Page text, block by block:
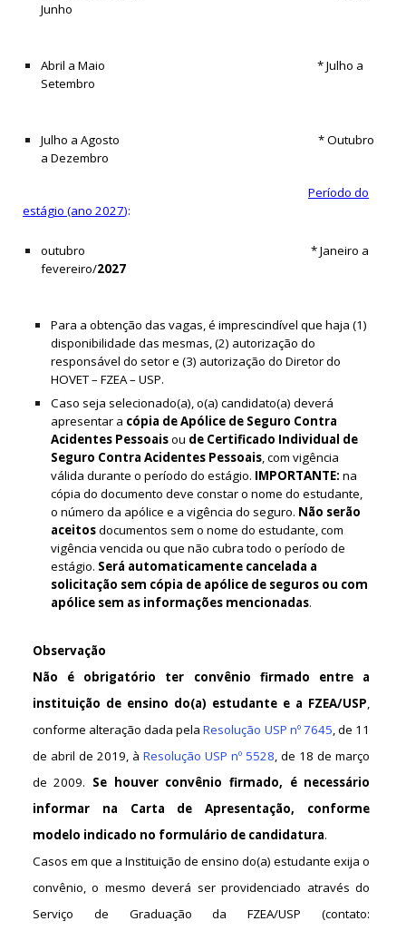
Junho
Abril a Maio * Julho a
Setembro
Julho aAgosto
* Outubro
a Dezembro
Período do
estágio (ano 2027):
outubro * Janeiro a
fevereiro/2027
Para a obtenção das vagas, é imprescindível que haja (1)
disponibilidade das mesmas, (2) autorização do
responsável do setor e (3) autorização do Diretor do
HOVET – FZEA – USP.
Caso seja selecionado(a), o(a) candidato(a) deverá
apresentar a cópia de Apólice de Seguro Contra
Acidentes Pessoaisou de Certificado Individual de
Seguro Contra Acidentes Pessoais, com vigência
válida durante o período do estágio. IMPORTANTE: na
cópia do documento deve constar o nome do estudante,
o número da apólice e a vigência do seguro. Não serão
aceitosdocumentos sem o nome do estudante, com
vigência vencida ou que não cubra todo o período de
estágio. Será automaticamente cancelada a
solicitação sem cópia de apólice de seguros ou com
apólice sem as informações mencionadas.
Observação
Não é obrigatório ter convênio firmado entre a
instituição de ensino do(a) estudante e a FZEA/USP,
conforme alteração dada pelaResolução USP nº 7645, de 11
de abril de 2019, à Resolução USP nº 5528, de 18 de março
de 2009. Se houver convênio firmado, é necessário
informar na Carta de Apresentação, conforme
modelo indicado no formulário de candidatura.
Casos em que a Instituição de ensino do(a) estudante exija o
convênio, o mesmo deverá ser providenciado através do
Serviço de Graduação da FZEA/USP (contato: